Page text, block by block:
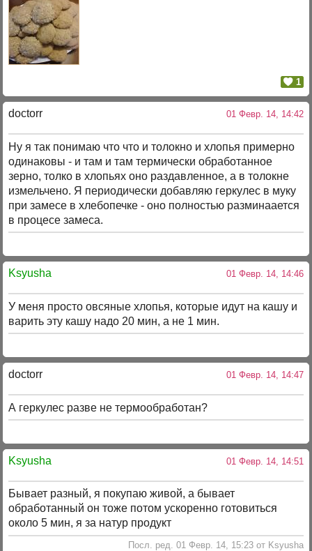
1
doctorr 01 Февр. 14, 14:42
Ну я так понимаю что что и толокно и хлопья примерно
одинаковы - и там и там термически обработанное
зерно, толко в хлопьях оно раздавленное, а в толокне
измельчено. Я периодически добавляю геркулес в муку
при замесе в хлебопечке - оно полностью разминаается
в процесе замеса.
Ksyusha 01 Февр. 14, 14:46
У меня просто овсяные хлопья, которые идут на кашу и
варить эту кашу надо 20 мин, а не 1 мин.
doctorr 01 Февр. 14, 14:47
А геркулес разве не термообработан?
Ksyusha 01 Февр. 14, 14:51
Бывает разный, я покупаю живой, а бывает
обработанный он тоже потом ускоренно готовиться
около 5 мин, я за натур продукт
Посл. ред. 01 Февр. 14, 15:23 от Ksyusha